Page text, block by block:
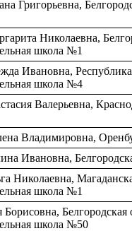
Григорьевна,
Николаевна,
школа №1
Ивановна,
школа №4
Валерьевна,
Владимировна,
Ивановна,
Николаевна,
школа №1
школа №50